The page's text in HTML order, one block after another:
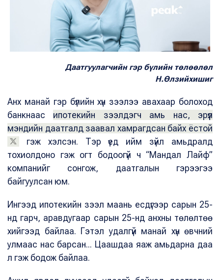
Даатгуулагчийн гэр бүлийн төлөөлөл
Н.Өлзийхишиг
Анх манай гэр бүлийн хүн зээлээ авахаар болоход
банкнаас ипотекийн зээлдэгч амь нас, эрүүл
мэндийн даатгалд заавал хамрагдсан байх ёстой
гэж хэлсэн. Тэр үед ийм зүйл амьдралд
тохиолдоно гэж огт бодоогүй ч “Мандал Лайф”
компанийг сонгож, даатгалын гэрээгээ
байгуулсан юм.
Ингээд ипотекийн зээл маань есдүгээр сарын 25-
нд гарч, аравдугаар сарын 25-нд анхны төлөлтөө
хийгээд байлаа. Гэтэл удалгүй манай хүн өвчний
улмаас нас барсан... Цаашдаа яаж амьдарна даа
л гэж бодож байлаа.